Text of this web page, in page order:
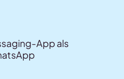
App als